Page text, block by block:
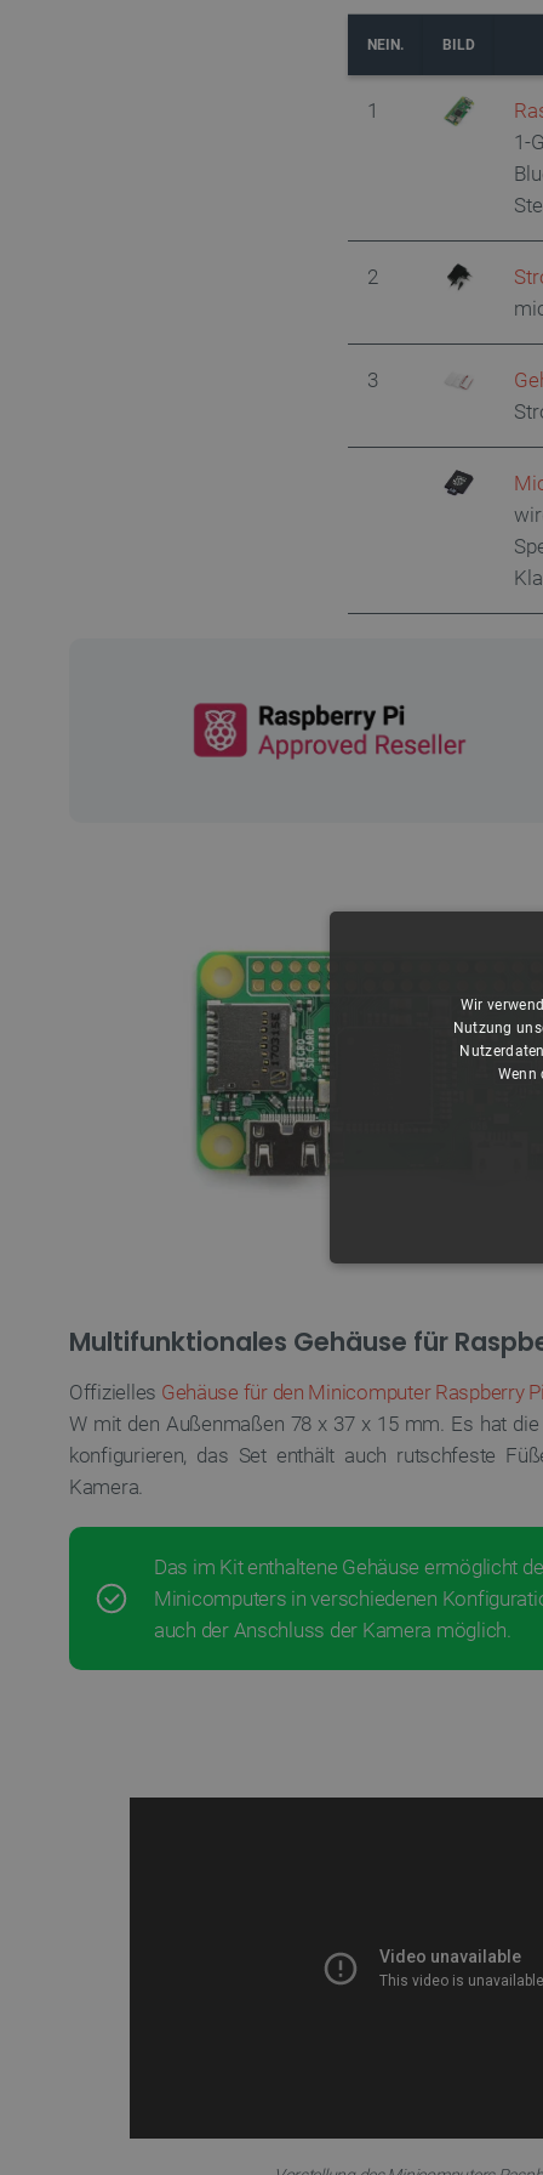
NEIN. BILD
1
1-
2
3
Multifunktionales Gehäuse für
Offizielles Gehäuse für den Minicomputer Raspberry Pi
W mit den Außenmaßen 78 x 37 x 15 mm. Es hat
konfigurieren, das Set enthält auch rutschfeste
Kamera.
Das im Kit enthaltene Gehäuse ermöglicht
Minicomputers in verschiedenen
auch der Anschluss der Kamera möglich.
Wir
Nutzung
Wenn
Unbedingt erforderliche
die unbedingt erforderlichen